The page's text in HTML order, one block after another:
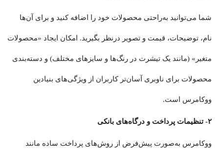
شما می‌توانید به‌راحتی محصولات خود را اضافه کنید و برای آن‌ها
نام، توضیحات، قیمت و تصویر درنظر بگیرید. امکان ایجاد «محصولات
متغیر» (مانند یک تیشرت در رنگ‌ها و سایزهای مختلف) و دسته‌بندی
محصولات برای ناوبری آسان‌تر کاربران از ویژگی‌های بنیادین
ووکامرس است.
۲- تنظیمات پرداخت و درگاه‌های بانکی
ووکامرس به‌صورت پیش‌فرض از روش‌های پرداخت ساده مانند